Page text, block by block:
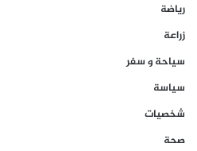
رياضة
زراعة
سياحة و سفر
سياسة
شخصيات
صحة